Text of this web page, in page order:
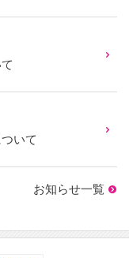
いて
お知らせ一覧